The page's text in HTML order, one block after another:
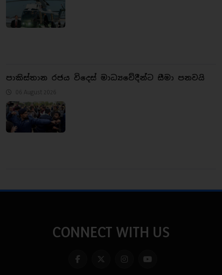
පාකිස්තාන රජය විදෙස් මාධ්‍යවේදීන්ට සීමා පනවයි
06 August 2026
CONNECT WITH US